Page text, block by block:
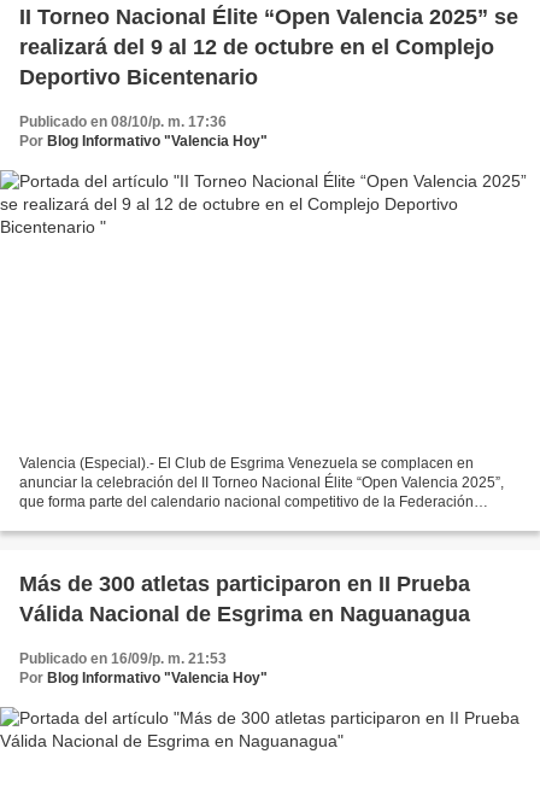
II Torneo Nacional Élite “Open Valencia 2025” se
realizará del 9 al 12 de octubre en el Complejo
Deportivo Bicentenario
Publicado en 08/10/p. m. 17:36
Por Blog Informativo "Valencia Hoy"
Valencia (Especial).- El Club de Esgrima Venezuela se complacen en
anunciar la celebración del II Torneo Nacional Élite “Open Valencia 2025”,
que forma parte del calendario nacional competitivo de la Federación
Más de 300 atletas participaron en II Prueba
Válida Nacional de Esgrima en Naguanagua
Publicado en 16/09/p. m. 21:53
Por Blog Informativo "Valencia Hoy"